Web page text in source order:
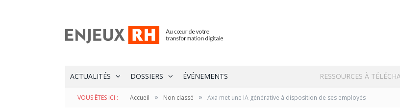
ACTUALITÉS DOSSIERS ÉVÉNEMENTS RESSOURCES À
VOUS ÊTES ICI : Accueil » Non classé » Axa met une IA générative à disposition de ses employés